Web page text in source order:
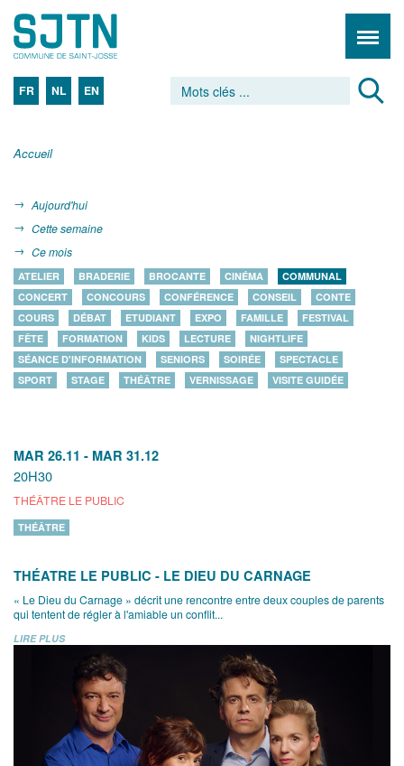
FR NL EN
Accueil
Aujourd'hui
Cette semaine
Ce mois
ATELIER BRADERIE BROCANTE CINÉMA
COMMUNAL
CONCERT
CONCOURS CONFÉRENCE CONSEIL
CONTE
COURS
DÉBAT ETUDIANT EXPO FAMILLE
FESTIVAL
FÊTE
FORMATION KIDS LECTURE
NIGHTLIFE
SÉANCE D'INFORMATION
SENIORS SOIRÉE
SPECTACLE
SPORT
STAGE THÉÂTRE VERNISSAGE VISITE GUIDÉE
MAR 26.11 - MAR 31.12
20H30
THÉÂTRE LE PUBLIC
THÉÂTRE
THÉATRE LE PUBLIC - LE DIEU DU CARNAGE
« Le Dieu du Carnage » décrit une rencontre entre deux couples de parents
qui tentent de régler à l'amiable un conflit...
LIRE PLUS